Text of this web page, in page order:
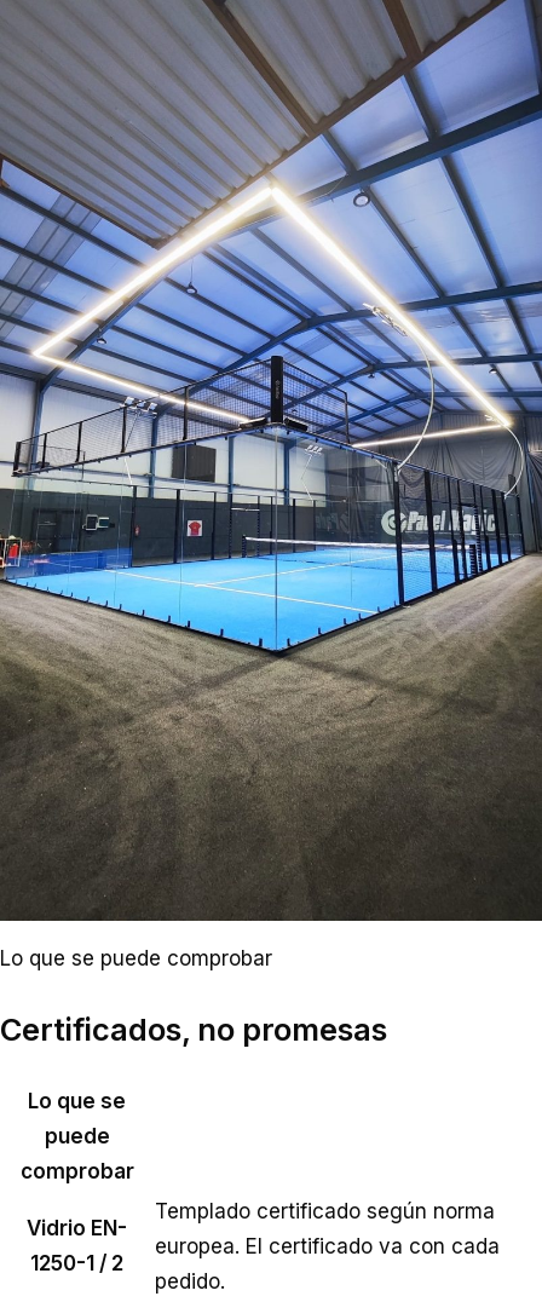
Lo que se puede comprobar
Certificados, no promesas
Lo que se
puede
comprobar
Vidrio EN-
1250-1 / 2
Templado certificado según norma
europea. El certificado va con cada
pedido.